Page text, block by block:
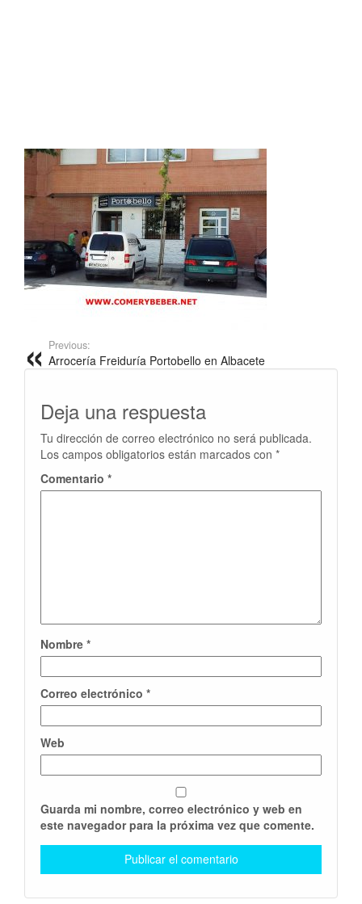
Previous:
Arrocería Freiduría Portobello en Albacete
Deja una respuesta
Tu dirección de correo electrónico no será publicada.
Los campos obligatorios están marcados con *
Comentario *
Nombre *
Correo electrónico *
Web
Guarda mi nombre, correo electrónico y web en
este navegador para la próxima vez que comente.